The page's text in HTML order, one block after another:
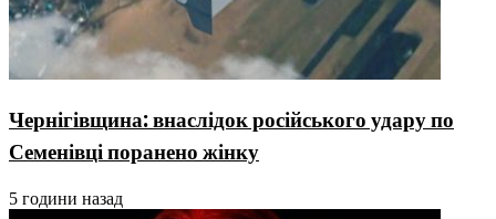
Чернігівщина: внаслідок російського удару по
Семенівці поранено жінку
5 години назад